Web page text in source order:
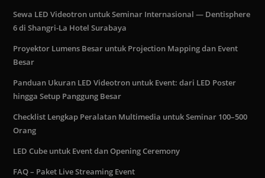
Sewa LED Videotron untuk Seminar Internasional — Dentisphere
6 di Shangri-La Hotel Surabaya
Proyektor Lumens Besar untuk Projection Mapping dan Event
Besar
Panduan Ukuran LED Videotron untuk Event: dari LED Poster
hingga Setup Panggung Besar
Checklist Lengkap Peralatan Multimedia untuk Seminar 100–500
Orang
LED Cube untuk Event dan Opening Ceremony
FAQ – Paket Live Streaming Event